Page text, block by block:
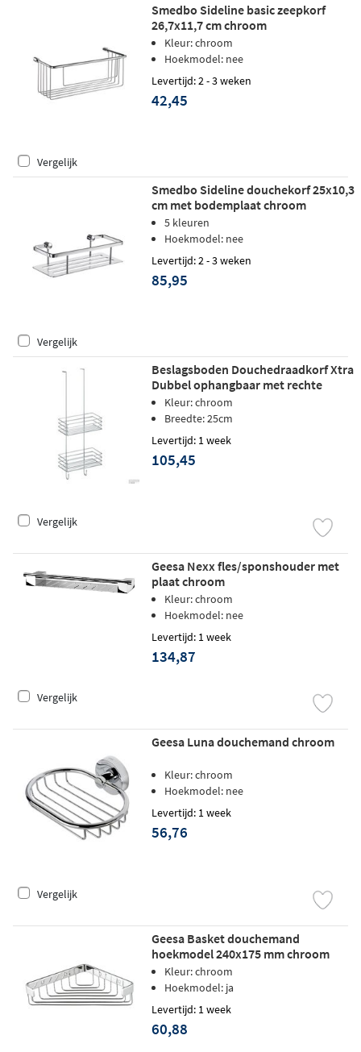
Smedbo Sideline basic zeepkorf
26,7x11,7 cm chroom
Kleur: chroom
Hoekmodel: nee
Levertijd: 2 - 3 weken
42,45
Vergelijk
Smedbo Sideline douchekorf 25x10,3
cm met bodemplaat chroom
5 kleuren
Hoekmodel: nee
Levertijd: 2 - 3 weken
85,95
Vergelijk
Beslagsboden Douchedraadkorf Xtra
Dubbel ophangbaar met rechte
haken - Gepolijst Chroom
Kleur: chroom
Breedte: 25cm
Levertijd: 1 week
105,45
Vergelijk
Geesa Nexx fles/sponshouder met
plaat chroom
Kleur: chroom
Hoekmodel: nee
Levertijd: 1 week
134,87
Vergelijk
Geesa Luna douchemand chroom
Kleur: chroom
Hoekmodel: nee
Levertijd: 1 week
56,76
Vergelijk
Geesa Basket douchemand
hoekmodel 240x175 mm chroom
Kleur: chroom
Hoekmodel: ja
Levertijd: 1 week
60,88